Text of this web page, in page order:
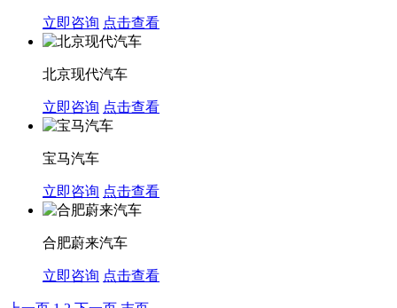
立即咨询 点击查看
北京现代汽车
立即咨询 点击查看
宝马汽车
立即咨询 点击查看
合肥蔚来汽车
立即咨询 点击查看